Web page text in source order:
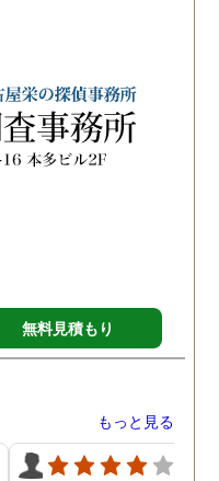
証拠が取れたので、ここ
らはまた相談に乗ってい
だきながらになってしま
そうですが、問題解決す
すすめです！
無料見積もり
もっと見る